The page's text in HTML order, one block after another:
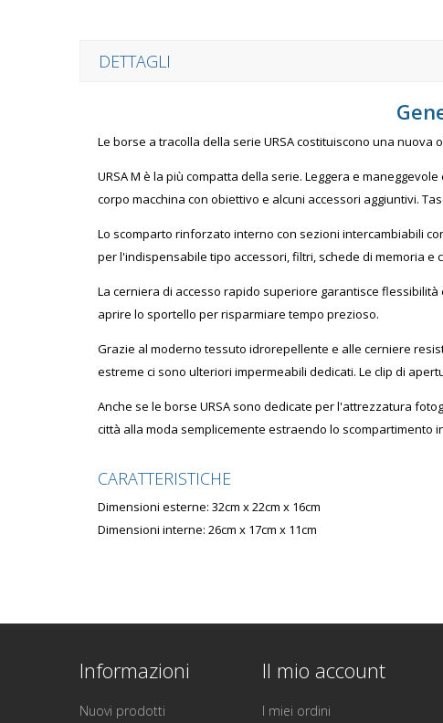
DETTAGLI
Le borse a tracolla della serie URSA costituiscono una
URSA M è la più compatta della serie. Leggera e
corpo macchina con obiettivo e alcuni accessori aggiuntivi.
Lo scomparto rinforzato interno con sezioni intercambiabili
per l'indispensabile tipo accessori, filtri, schede di memoria e
La cerniera di accesso rapido superiore garantisce
aprire lo sportello per risparmiare tempo prezioso.
Grazie al moderno tessuto idrorepellente e alle cerniere
estreme ci sono ulteriori impermeabili dedicati. Le clip di
Anche se le borse URSA sono dedicate per l'attrezzatura
città alla moda semplicemente estraendo lo scompartimento
CARATTERISTICHE
Dimensioni esterne: 32cm x 22cm x 16cm
Dimensioni interne: 26cm x 17cm x 11cm
Informazioni
Nuovi prodotti
Il mio account
I miei ordini